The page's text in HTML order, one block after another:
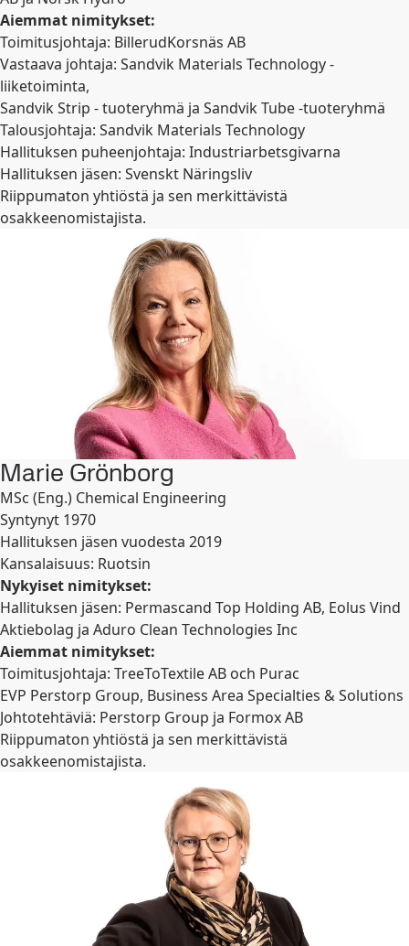
Aiemmat nimitykset:
Toimitusjohtaja: BillerudKorsnäs AB
Vastaava johtaja: Sandvik Materials Technology -
liiketoiminta,
Sandvik Strip - tuoteryhmä ja Sandvik Tube -tuoteryhmä
Talousjohtaja: Sandvik Materials Technology
Hallituksen puheenjohtaja: Industriarbetsgivarna
Hallituksen jäsen: Svenskt Näringsliv
Riippumaton yhtiöstä ja sen merkittävistä
osakkeenomistajista.
Marie Grönborg
MSc (Eng.) Chemical Engineering
Syntynyt 1970
Hallituksen jäsen vuodesta 2019
Kansalaisuus: Ruotsin
Nykyiset nimitykset:
Hallituksen jäsen: Permascand Top Holding AB, Eolus Vind
Aktiebolag ja Aduro Clean Technologies Inc
Aiemmat nimitykset:
Toimitusjohtaja: TreeToTextile AB och Purac
EVP Perstorp Group, Business Area Specialties & Solutions
Johtotehtäviä: Perstorp Group ja Formox AB
Riippumaton yhtiöstä ja sen merkittävistä
osakkeenomistajista.